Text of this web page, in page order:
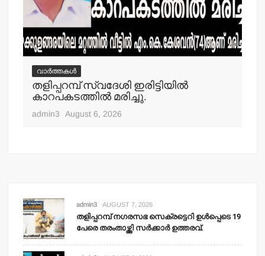
വാർത്തകൾ
തളിപ്പറമ്പ് സ്വദേശി ഇരിട്ടിയില്‍
കാറപകടത്തില്‍ മരിച്ചു.
admin3 August 6, 2026
admin3 AUGUST 7, 2026
തളിപ്പറമ്പ് നഗരസഭ സെക്രട്ടെറി ഉള്‍പ്പെടെ 19
പേരെ തരംതാഴ്ത്തി സര്‍ക്കാര്‍ ഉത്തരവ്.